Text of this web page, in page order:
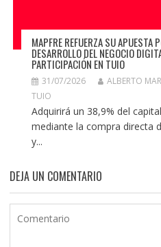
MAPFRE REFUERZA SU APUESTA
DESARROLLO DEL NEGOCIO
PARTICIPACIÓN EN TUIO
31/07/2026 ALBERTO
TUIO
Adquirirá un 38,9% del
mediante la compra directa
y...
DEJA UN COMENTARIO